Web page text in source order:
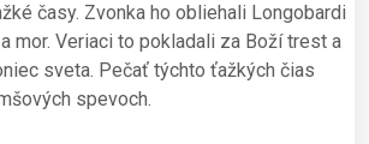
časy. Zvonka ho obliehali Longobardi
mor. Veriaci to pokladali za Boží trest a
sveta. Pečať týchto ťažkých čias
spevoch.